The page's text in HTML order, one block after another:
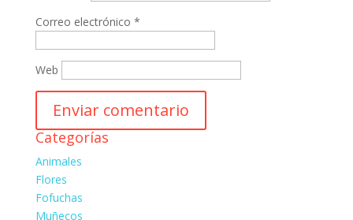
Correo electrónico *
Web
Categorías
Animales
Flores
Fofuchas
Muñecos